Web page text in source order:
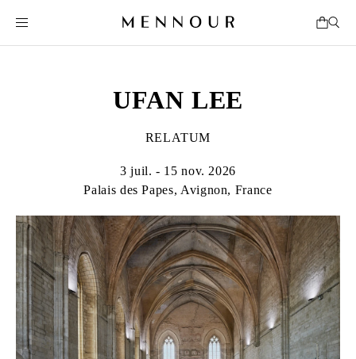
UFAN LEE
RELATUM
3 juil. - 15 nov. 2026
Palais des Papes, Avignon, France